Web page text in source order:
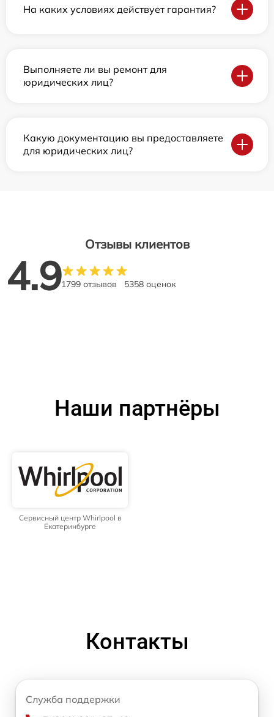
На каких условиях действует гарантия?
Выполняете ли вы ремонт для
юридических лиц?
Какую документацию вы предоставляете
для юридических лиц?
Отзывы клиентов
4.91799 отзывов 5358 оценок
Наши партнёры
Сервисный центр Whirlpool в
Екатеринбурге
Контакты
Служба поддержки